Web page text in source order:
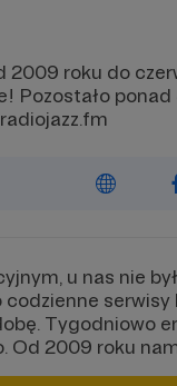
roku do
Pozostało
u nas nie
codzienne
Tygodniowo
Od 2009 roku nam